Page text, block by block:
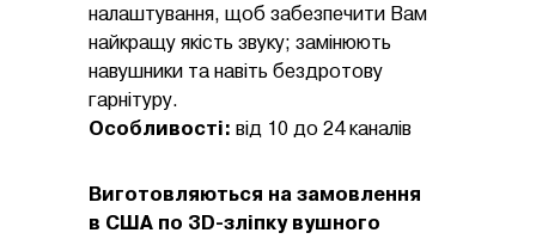
налаштування, щоб забезпечити Вам
найкращу якість звуку; замінюють
навушники та навіть бездротову
гарнітуру.
Особливості: від 10 до 24 каналів
Виготовляються на замовлення
в США по 3D-зліпку вушного